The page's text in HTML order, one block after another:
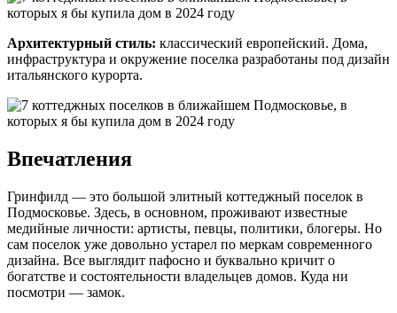
Архитектурный стиль: классический европейский. Дома,
инфраструктура и окружение поселка разработаны под дизайн
итальянского курорта.
Впечатления
Гринфилд ― это большой элитный коттеджный поселок в
Подмосковье. Здесь, в основном, проживают известные
медийные личности: артисты, певцы, политики, блогеры. Но
сам поселок уже довольно устарел по меркам современного
дизайна. Все выглядит пафосно и буквально кричит о
богатстве и состоятельности владельцев домов. Куда ни
посмотри ― замок.